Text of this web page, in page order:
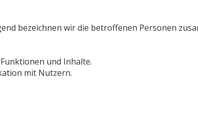
bezeichnen wir die betroffenen Personen
und Inhalte.
mit Nutzern.